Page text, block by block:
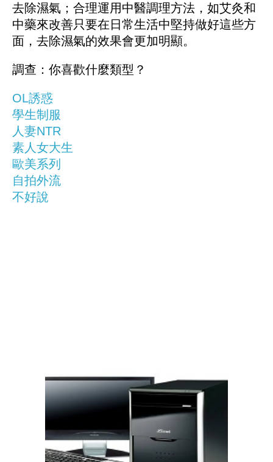
去除濕氣；合理運用中醫調理方法，如艾灸和
中藥來改善只要在日常生活中堅持做好這些方
面，去除濕氣的效果會更加明顯。
調查：你喜歡什麼類型？
OL誘惑
學生制服
人妻NTR
素人女大生
歐美系列
自拍外流
不好說